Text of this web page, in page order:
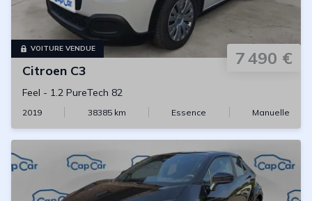
VOITURE VENDUE 7 490 €
Citroen C3
Feel - 1.2 PureTech 82
2019 38385km Essence Manuelle